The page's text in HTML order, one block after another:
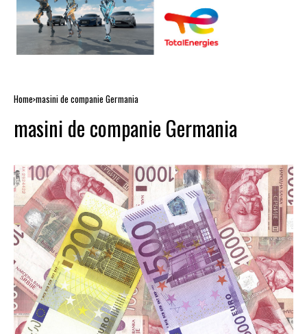
Home masini de companie Germania
masini de companie Germania